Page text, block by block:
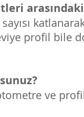
profil bile
ve